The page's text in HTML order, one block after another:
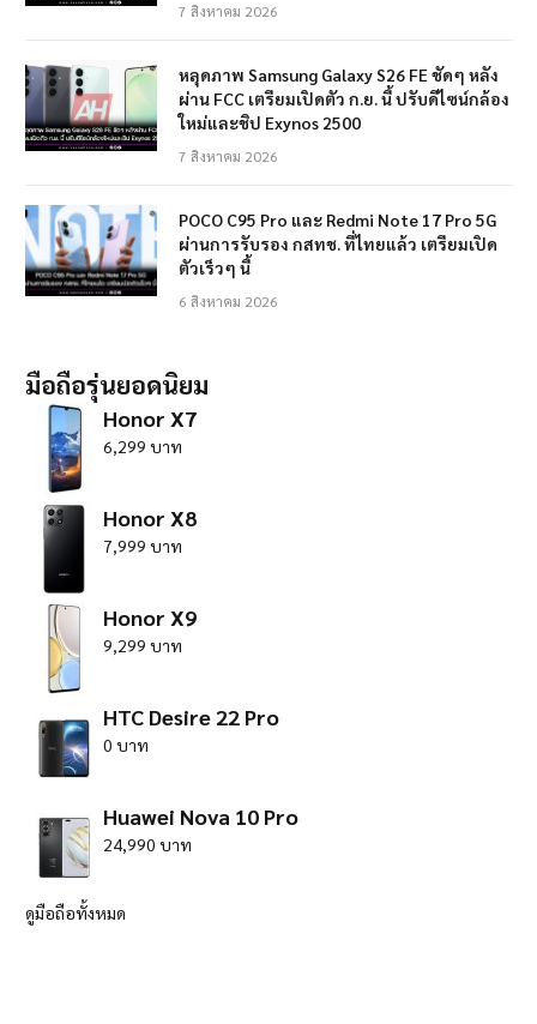
7 สิงหาคม 2026
หลุดภาพ Samsung Galaxy S26 FE ชัดๆ หลัง
ผ่าน FCC เตรียมเปิดตัว ก.ย. นี้ ปรับดีไซน์กล้อง
ใหม่และชิป Exynos 2500
7 สิงหาคม 2026
POCO C95 Pro และ Redmi Note 17 Pro 5G
ผ่านการรับรอง กสทช. ที่ไทยแล้ว เตรียมเปิด
ตัวเร็วๆ นี้
6 สิงหาคม 2026
มือถือรุ่นยอดนิยม
Honor X7
6,299 บาท
Honor X8
7,999 บาท
Honor X9
9,299 บาท
HTC Desire 22 Pro
0 บาท
Huawei Nova 10 Pro
24,990 บาท
ดูมือถือทั้งหมด